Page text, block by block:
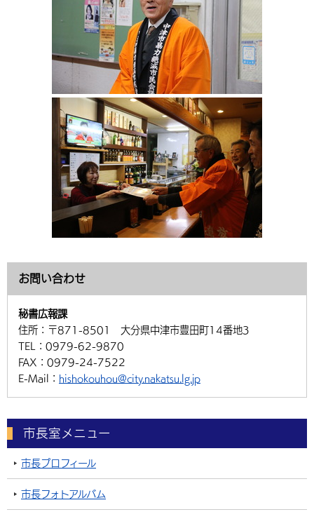
お問い合わせ
秘書広報課
住所： 〒871-8501 大分県中津市豊田町14番地3
TEL： 0979-62-9870
FAX： 0979-24-7522
E-Mail： hishokouhou@city.nakatsu.lg.jp
市長室メニュー
市長プロフィール
市長フォトアルバム